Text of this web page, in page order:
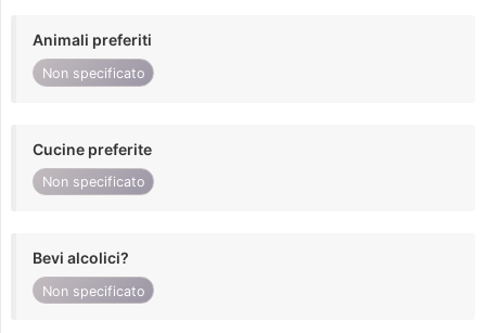
Animali preferiti
Non specificato
Cucine preferite
Non specificato
Bevi alcolici?
Non specificato